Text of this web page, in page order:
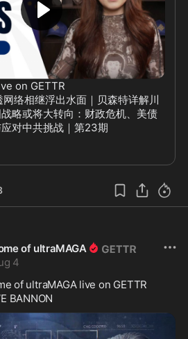
on GETTR
络相继浮出水面｜贝森特详解川
略或将大转向：财政危机、美债
对中共挑战｜第23期
of ultraMAGA
4
of ultraMAGA live on GETTR
BANNON